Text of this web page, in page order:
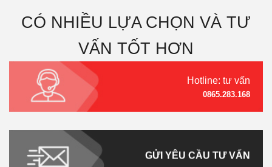
CÓ NHIỀU LỰA CHỌN VÀ TƯ
VẤN TỐT HƠN
Hotline: tư vấn
0865.283.168
GỬI YÊU CẦU TƯ VẤN